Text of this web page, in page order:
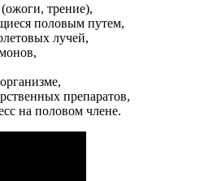
трение),
половым путем,
лучей,
препаратов,
на половом члене.